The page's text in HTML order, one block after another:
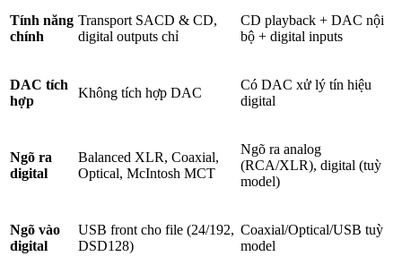
Tính năng
chính
Transport SACD & CD,
digital outputs chỉ
CD playback + DAC nội
bộ + digital inputs
DAC tích
hợp
Không tích hợp DAC
Có DAC xử lý tín hiệu
digital
Ngõ ra
digital
Balanced XLR, Coaxial,
Optical, McIntosh MCT
Ngõ ra analog
(RCA/XLR), digital (tuỳ
model)
Ngõ vào
digital
USB front cho file (24/192,
DSD128)
Coaxial/Optical/USB tuỳ
model